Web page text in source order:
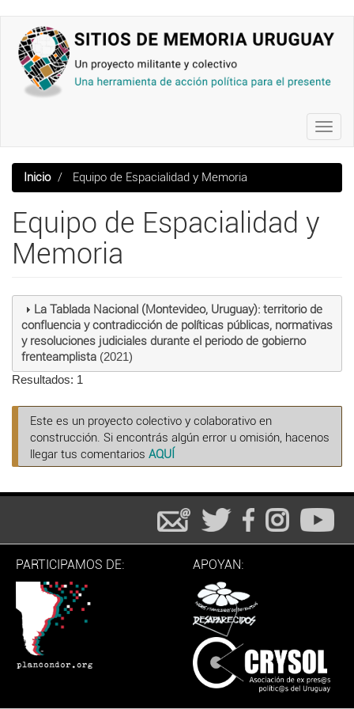
contenido
principal
Inicio Equipo de Espacialidad y Memoria
Equipo de Espacialidad y
Memoria
La Tablada Nacional (Montevideo, Uruguay): territorio de
confluencia y contradicción de políticas públicas, normativas
y resoluciones judiciales durante el periodo de gobierno
frenteamplista(2021)
Resultados: 1
Este es un proyecto colectivo y colaborativo en
construcción. Si encontrás algún error u omisión, hacenos
llegar tus comentarios AQUÍ
PARTICIPAMOS DE: APOYAN: